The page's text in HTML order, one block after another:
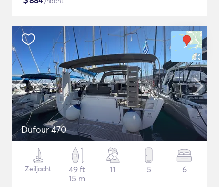
Dufour 470
Zeiljacht
49 ft
15 m
11 5 6